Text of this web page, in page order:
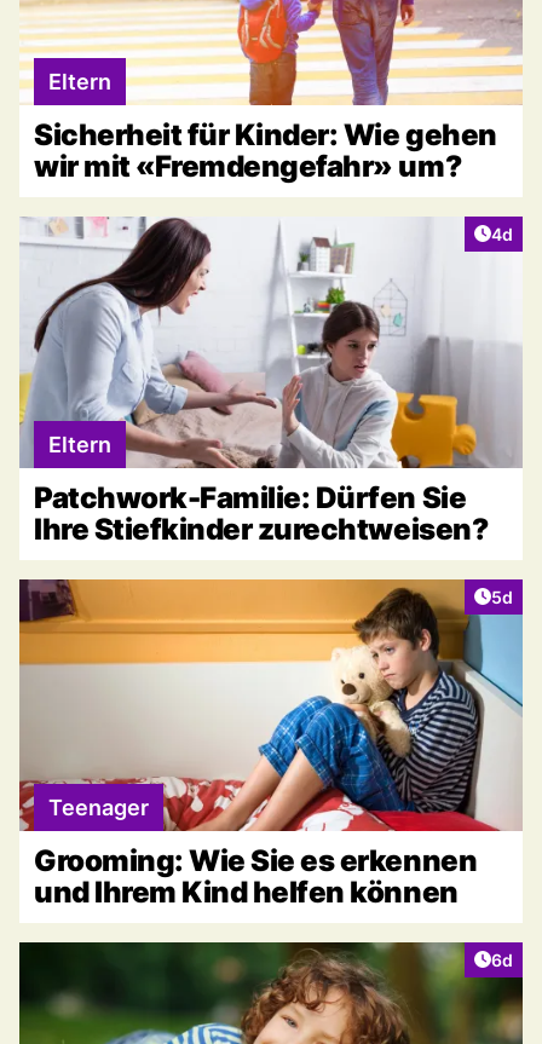
Eltern
Sicherheit für Kinder: Wie gehen
wir mit «Fremdengefahr» um?
4d
Eltern
Patchwork-Familie: Dürfen Sie
Ihre Stiefkinder zurechtweisen?
5d
Teenager
Grooming: Wie Sie es erkennen
und Ihrem Kind helfen können
6d